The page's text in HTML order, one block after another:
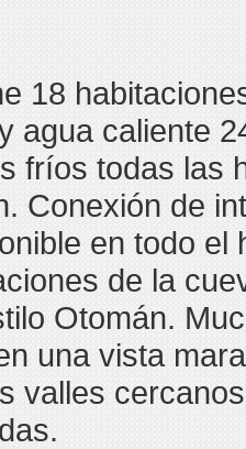
18
agua caliente
fríos todas las
Conexión de
en todo el
de la
Otomán.
una vista
valles